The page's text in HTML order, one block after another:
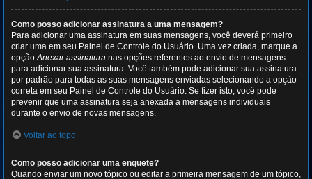
Como posso adicionar assinatura a uma mensagem?
Para adicionar uma assinatura em suas mensagens, você deverá primeiro
criar uma em seu Painel de Controle do Usuário. Uma vez criada, marque a
opçãoAnexar assinatura nas opções referentes ao envio de mensagens
para adicionar sua assinatura. Você também pode adicionar sua assinatura
por padrão para todas as suas mensagens enviadas selecionando a opção
correta em seu Painel de Controle do Usuário. Se fizer isto, você pode
prevenir que uma assinatura seja anexada a mensagens individuais
durante o envio de novas mensagens.
Voltar ao topo
Como posso adicionar uma enquete?
Quando enviar um novo tópico ou editar a primeira mensagem de um tópico,